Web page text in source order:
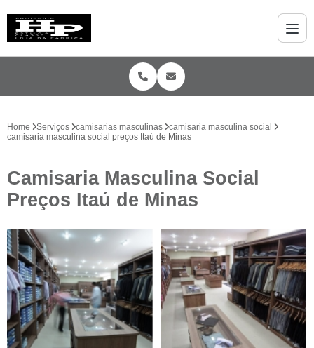
Home Serviços camisarias masculinas
camisaria masculina social
camisaria masculina social preços Itaú de Minas
Camisaria Masculina Social
Preços Itaú de Minas